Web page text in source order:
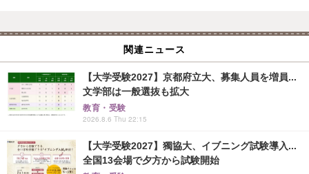
関連ニュース
【大学受験2027】京都府立大、募集人員を増員...
文学部は一般選抜も拡大
教育・受験
2026.8.6 Thu 22:15
【大学受験2027】獨協大、イブニング試験導入...
全国13会場で夕方から試験開始